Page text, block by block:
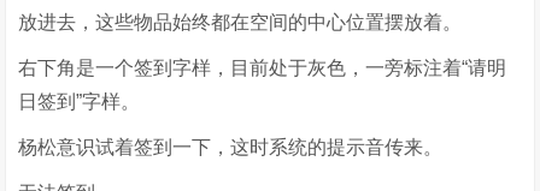
放进去，这些物品始终都在空间的中心位置摆放着。
右下角是一个签到字样，目前处于灰色，一旁标注着“请明
日签到”字样。
杨松意识试着签到一下，这时系统的提示音传来。